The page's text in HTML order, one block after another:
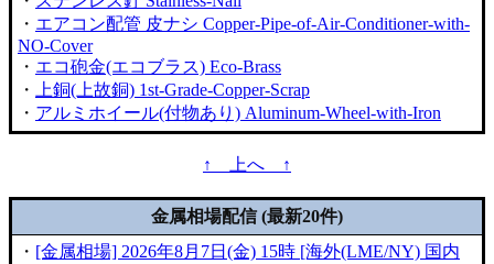
・ エアコン配管 皮ナシ Copper-Pipe-of-Air-Conditioner-with-
NO-Cover
・ エコ砲金(エコブラス) Eco-Brass
・
上銅(上故銅) 1st-Grade-Copper-Scrap
・ アルミホイール(付物あり) Aluminum-Wheel-with-Iron
↑ 上へ ↑
金属相場配信 (最新20件)
・ [金属相場] 2026年8月7日(金) 15時 [海外(LME/NY) 国内